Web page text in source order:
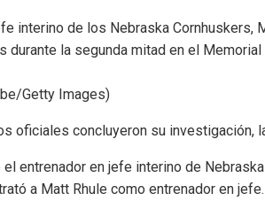
interino de los Nebraska Cornhuskers,
durante la segunda mitad en el
Getty Images)
oficiales concluyeron su investigación,
entrenador en jefe interino de
a Matt Rhule como entrenador en jefe.